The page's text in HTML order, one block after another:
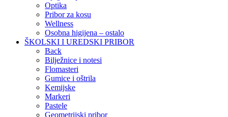
Optika
Pribor za kosu
Wellness
Osobna higijena – ostalo
ŠKOLSKI I UREDSKI PRIBOR
Back
Bilježnice i notesi
Flomasteri
Gumice i oštrila
Kemijske
Markeri
Pastele
Geometrijski pribor